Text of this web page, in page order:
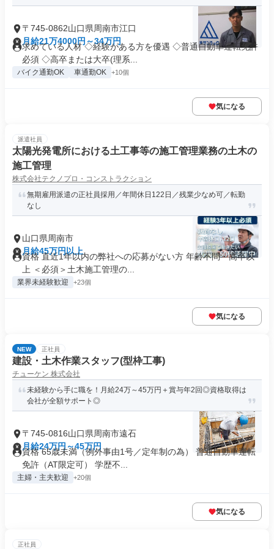
〒745-0862山口県周南市江口
月給21万4000円～34万円
求めている人材 ◇経験がある方を優遇 ◇普通自動車運転免許
必須 ◇高卒または大卒(理系...
バイク通勤OK 車通勤OK +10個
気になる
派遣社員
太陽光発電所における土工事等の施工管理業務の土木の
施工管理
株式会社テクノプロ・コンストラクション
無期雇用派遣の正社員採用／年間休日122日／残業少なめ可／転勤
なし
山口県周南市
月給45万円以上
資格 直近1年以内の弊社への応募がない方 年齢不問・高卒以
上 ＜必須＞土木施工管理の...
業界未経験歓迎 +23個
気になる
NEW 正社員
建設・土木作業スタッフ(型枠工事)
チューケン 株式会社
未経験から手に職を！月給24万～45万円＋賞与年2回◎資格取得は
会社が全額サポート◎
〒745-0816山口県周南市遠石
月給24万円～45万円
資格 65歳未満（例外事由1号／定年制の為） 普通自動車運転
免許（AT限定可） 学歴不...
主婦・主夫歓迎 +20個
気になる
正社員